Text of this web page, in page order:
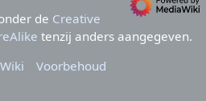
de Creative
tenzij anders aangegeven.
Voorbehoud